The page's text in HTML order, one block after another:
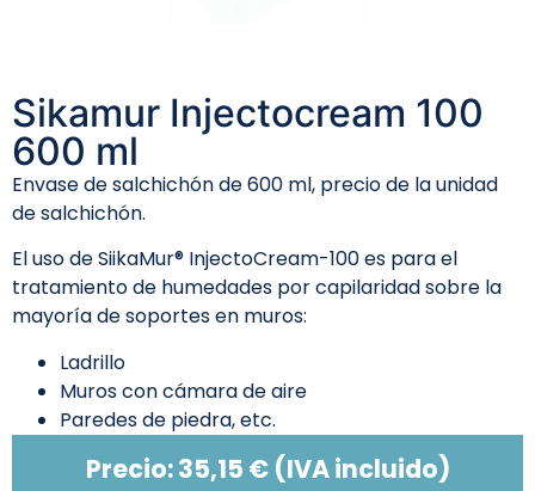
Sikamur Injectocream 100
600 ml
Envase de salchichón de 600 ml, precio de la unidad
de salchichón.
El uso de SiikaMur® InjectoCream-100 es para el
tratamiento de humedades por capilaridad sobre la
mayoría de soportes en muros:
Ladrillo
Muros con cámara de aire
Paredes de piedra, etc.
Precio:35,15 €(IVA incluido)